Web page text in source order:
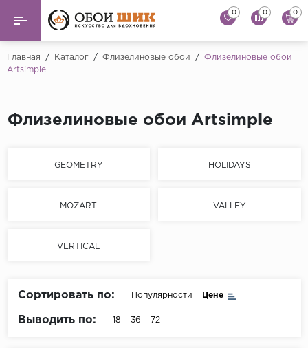
Назад Назад
Andrea Rossi
AS Creation
Флизелиновые обои
Обои панно
0 0 0
Главная / Каталог / Флизелиновые обои /
Флизелиновые обои
Artsimple
Флизелиновые обои Artsimple
GEOMETRY HOLIDAYS
MOZART VALLEY
VERTICAL
Сортировать по: Популярности Цене
Выводить по: 18 36 72